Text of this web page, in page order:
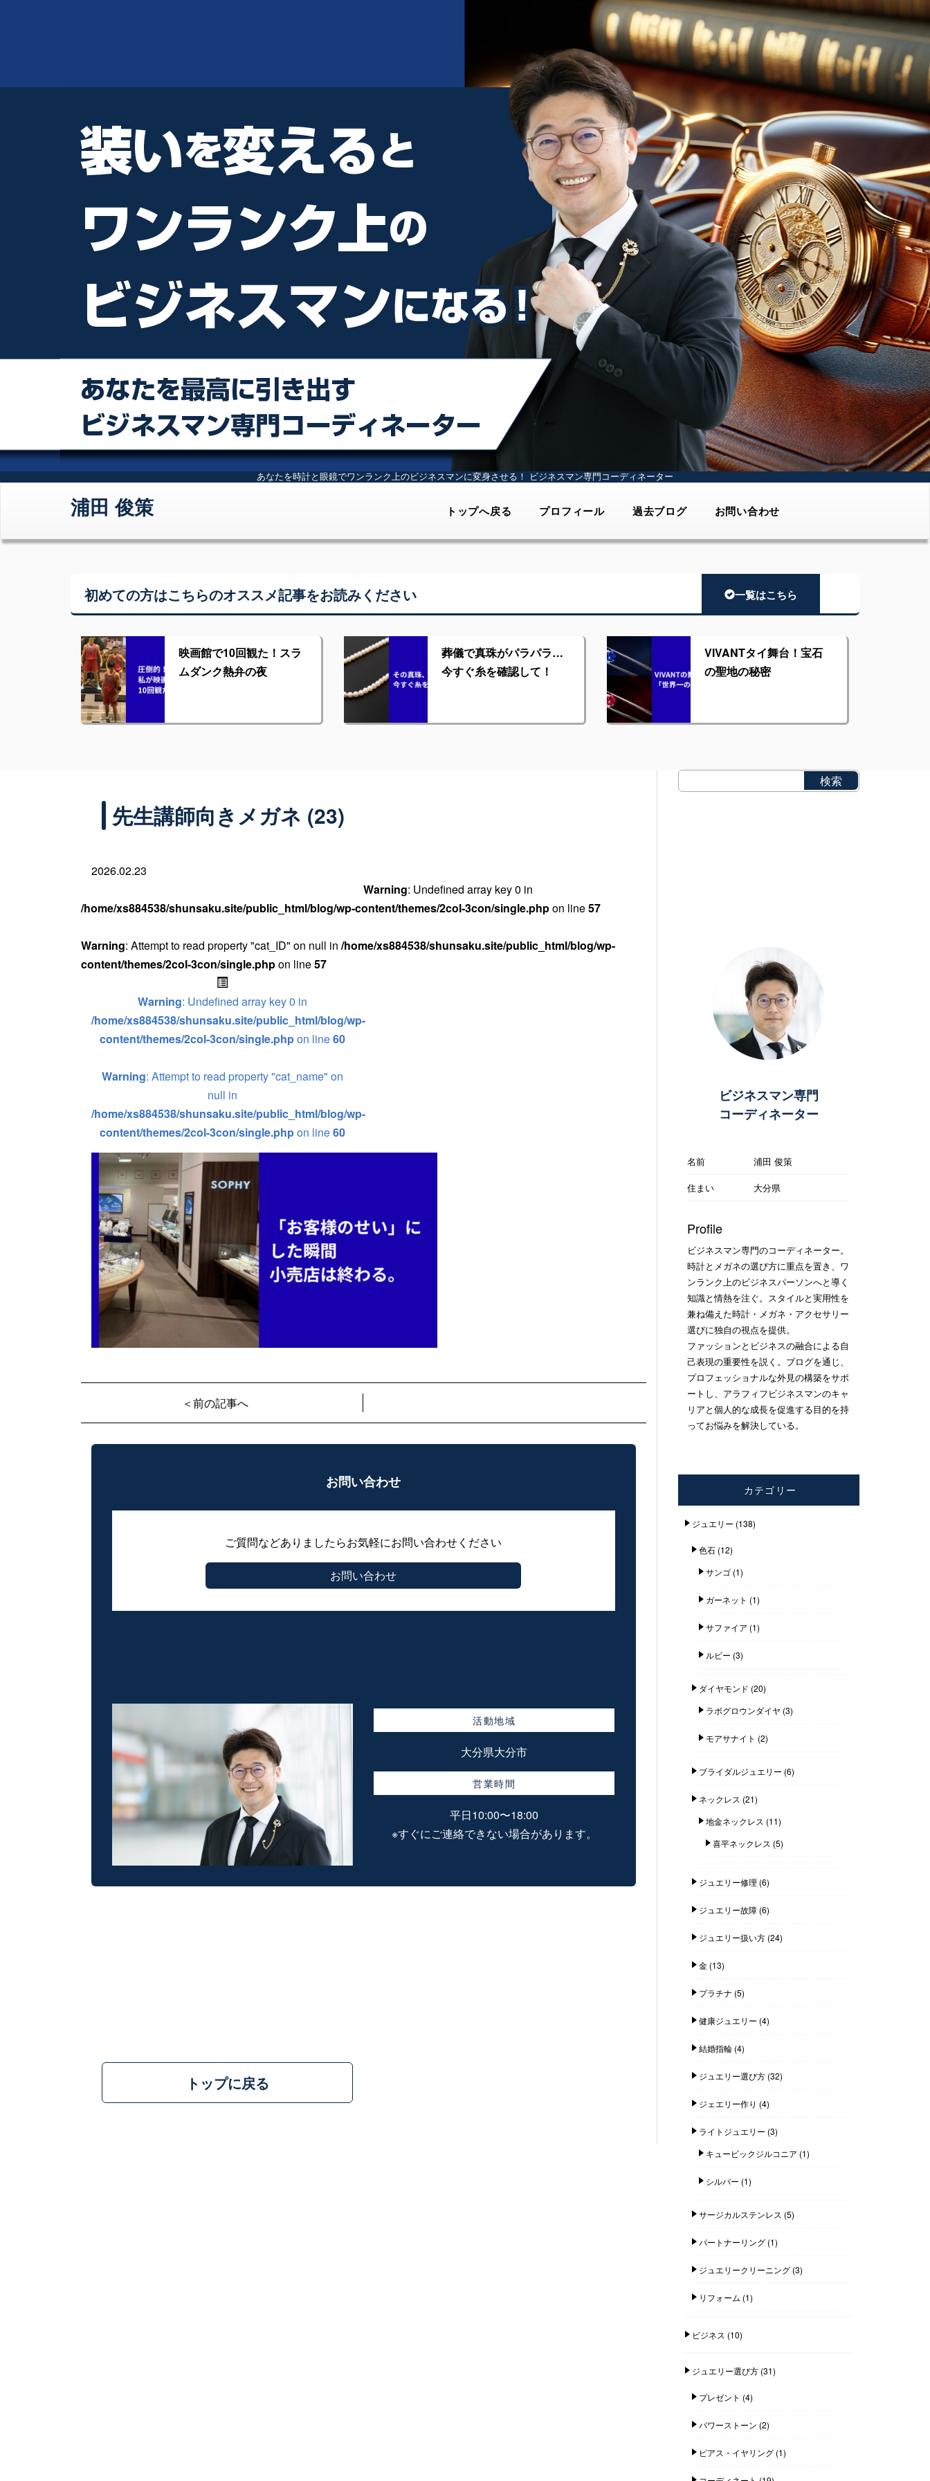
あなたを時計と眼鏡でワンランク上のビジネスマンに変身させる！ビジネスマン専門コーディネーター
浦田 俊策 トップへ戻る プロフィール 過去ブログ お問い合わせ
初めての方はこちらのオススメ記事をお読みください 一覧はこちら
映画館で10回観た！スラ
ムダンク熱弁の夜
葬儀で真珠がパラパラ…
今すぐ糸を確認して！
VIVANTタイ舞台！宝石
の聖地の秘密
先生講師向きメガネ (23)
2026.02.23
Warning: Undefined array key 0 in
/home/xs884538/shunsaku.site/public_html/blog/wp-content/themes/2col-3con/single.phpon line57
Warning: Attempt to read property "cat_ID" on null in /home/xs884538/shunsaku.site/public_html/blog/wp-
content/themes/2col-3con/single.phpon line57
Warning: Undefined array key 0 in
/home/xs884538/shunsaku.site/public_html/blog/wp-
content/themes/2col-3con/single.phpon line60
Warning: Attempt to read property "cat_name" on
null in
/home/xs884538/shunsaku.site/public_html/blog/wp-
content/themes/2col-3con/single.phpon line60
＜前の記事へ
お問い合わせ
ご質問などありましたらお気軽にお問い合わせください
お問い合わせ
活動地域
大分県大分市
営業時間
平日10:00〜18:00
※すぐにご連絡できない場合があります。
トップに戻る
ビジネスマン専門
コーディネーター
名前
浦田 俊策
住まい
大分県
Profile
ビジネスマン専門のコーディネーター。
時計とメガネの選び方に重点を置き、ワ
ンランク上のビジネスパーソンへと導く
知識と情熱を注ぐ。スタイルと実用性を
兼ね備えた時計・メガネ・アクセサリー
選びに独自の視点を提供。
ファッションとビジネスの融合による自
己表現の重要性を説く。ブログを通じ、
プロフェッショナルな外見の構築をサポ
ートし、アラフィフビジネスマンのキャ
リアと個人的な成長を促進する目的を持
ってお悩みを解決している。
カテゴリー
ジュエリー (138)
色石(12)
サンゴ(1)
ガーネット (1)
サファイア (1)
ルビー (3)
ダイヤモンド (20)
ラボグロウンダイヤ (3)
モアサナイト (2)
ブライダルジュエリー (6)
ネックレス (21)
地金ネックレス (11)
喜平ネックレス (5)
ジュエリー修理 (6)
ジュエリー故障(6)
ジュエリー扱い方(24)
金(13)
プラチナ (5)
健康ジュエリー (4)
結婚指輪(4)
ジュエリー選び方(32)
ジェエリー作り (4)
ライトジュエリー (3)
キュービックジルコニア (1)
シルバー (1)
サージカルステンレス (5)
パートナーリング(1)
ジュエリークリーニング(3)
リフォーム (1)
ビジネス (10)
ジュエリー選び方(31)
プレゼント (4)
パワーストーン (2)
ピアス・イヤリング(1)